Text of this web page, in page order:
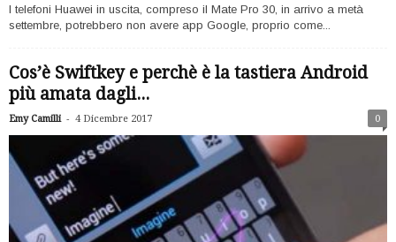
I telefoni Huawei in uscita, compreso il Mate Pro 30, in arrivo a metà
settembre, potrebbero non avere app Google, proprio come...
Cos’è Swiftkey e perchè è la tastiera Android
più amata dagli...
Emy Camilli - 4 Dicembre 2017 0